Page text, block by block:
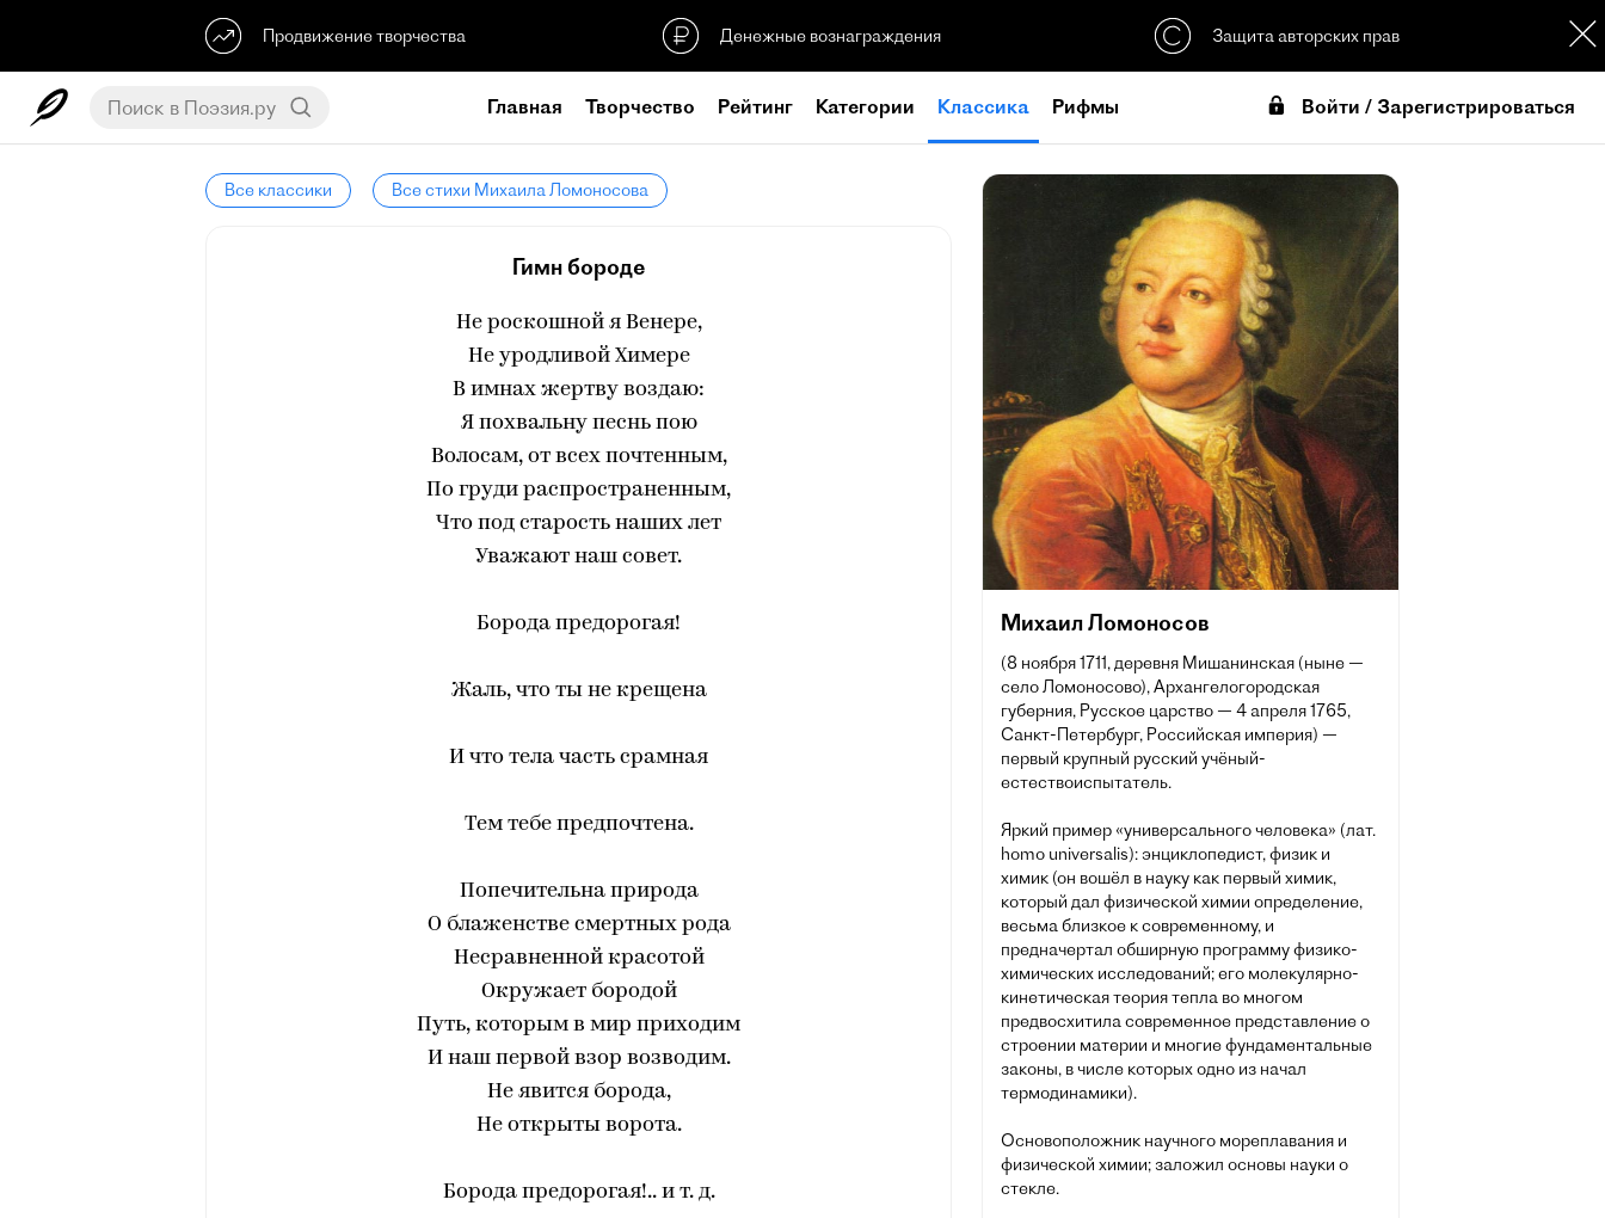
Продвижение творчества Денежные вознаграждения Защита авторских прав
Главная Творчество Рейтинг Категории Классика Рифмы Войти / Зарегистрироваться
Все классики Все стихи Михаила Ломоносова
Гимн бороде
Не роскошной я Венере,
Не уродливой Химере
В имнах жертву воздаю:
Я похвальну песнь пою
Волосам, от всех почтенным,
По груди распространенным,
Что под старость наших лет
Уважают наш совет.
Борода предорогая!
Жаль, что ты не крещена
И что тела часть срамная
Тем тебе предпочтена.
Попечительна природа
О блаженстве смертных рода
Несравненной красотой
Окружает бородой
Путь, которым в мир приходим
И наш первой взор возводим.
Не явится борода,
Не открыты ворота.
Борода предорогая!.. и т. д.
Михаил Ломоносов
(8 ноября 1711, деревня Мишанинская (ныне —
село Ломоносово), Архангелогородская
губерния, Русское царство — 4 апреля 1765,
Санкт-Петербург, Российская империя) —
первый крупный русский учёный-
естествоиспытатель.
Яркий пример «универсального человека» (лат.
homo universalis): энциклопедист, физик и
химик (он вошёл в науку как первый химик,
который дал физической химии определение,
весьма близкое к современному, и
предначертал обширную программу физико-
химических исследований; его молекулярно-
кинетическая теория тепла во многом
предвосхитила современное представление о
строении материи и многие фундаментальные
законы, в числе которых одно из начал
термодинамики).
Основоположник научного мореплавания и
физической химии; заложил основы науки о
стекле.